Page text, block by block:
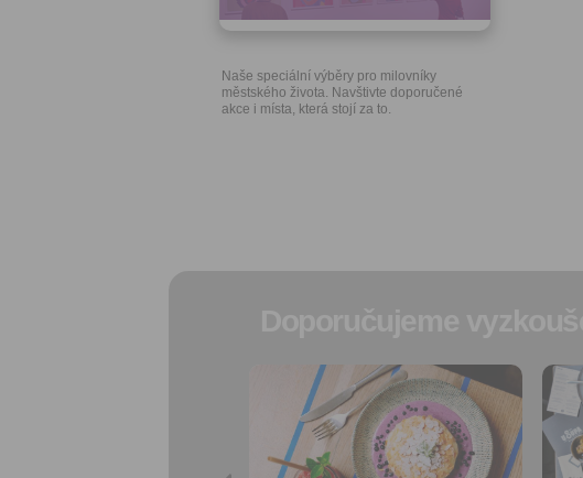
Naše speciální výběry pro milovníky
městského života. Navštivte doporučené
akce i místa, která stojí za to.
Přidat do
oblíbených
Sdílet:
Facebook